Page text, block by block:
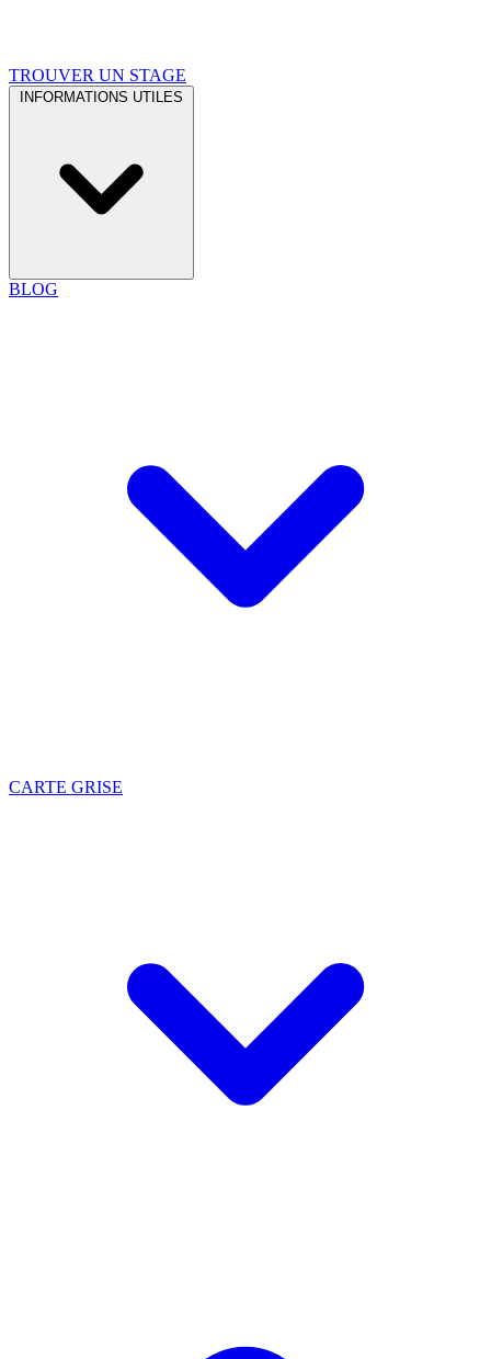
TROUVER UN STAGE
INFORMATIONS UTILES
BLOG
CARTE GRISE